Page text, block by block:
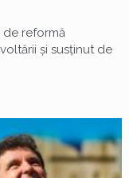
reformă
și susținut de